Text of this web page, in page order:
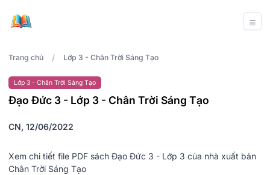
Trang chủ / Lớp 3 - Chân Trời Sáng Tạo
Lớp 3 - Chân Trời Sáng Tạo
Đạo Đức 3 - Lớp 3 - Chân Trời Sáng Tạo
CN, 12/06/2022
Xem chi tiết file PDF sách Đạo Đức 3 - Lớp 3 của nhà xuất bản
Chân Trời Sáng Tạo